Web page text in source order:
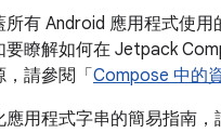
所有 Android 應用程式使用
要瞭解如何在 Jetpack
請參閱「 Compose 中的
用程式字串的簡易指南，